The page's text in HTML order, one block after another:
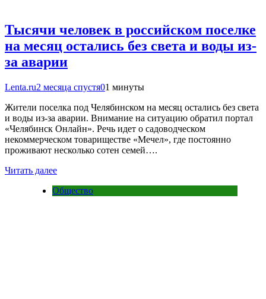
Тысячи человек в российском поселке
на месяц остались без света и воды из-
за аварии
Lenta.ru2 месяца спустя01 минуты
Жители поселка под Челябинском на месяц остались без света
и воды из-за аварии. Внимание на ситуацию обратил портал
«Челябинск Онлайн». Речь идет о садоводческом
некоммерческом товариществе «Мечел», где постоянно
проживают несколько сотен семей….
Читать далее
Общество